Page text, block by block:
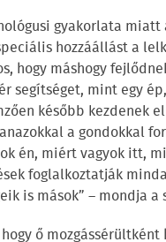
gyakorlata
hozzáállást a
hogy máshogy
segítséget, mint egy
később kezdenek
a gondokkal
én, miért vagyok itt,
foglalkoztatják
is mások” – mondja a
ő